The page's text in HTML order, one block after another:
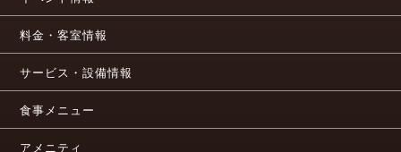
料金・客室情報
サービス・設備情報
食事メニュー
アメニティ